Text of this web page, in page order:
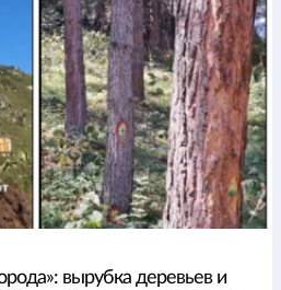
вырубка деревьев и